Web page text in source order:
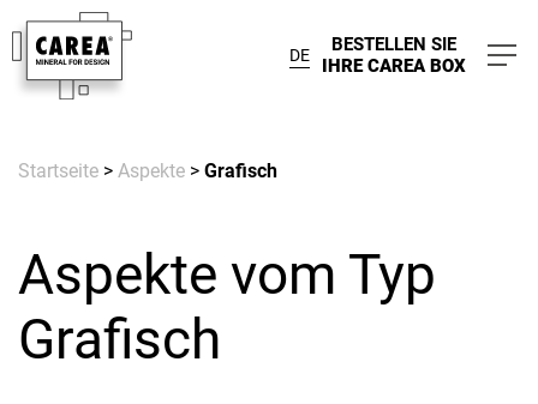
DE
BESTELLEN SIE
IHRE CAREA BOX
Startseite > Aspekte > Grafisch
Aspekte vom Typ
Grafisch